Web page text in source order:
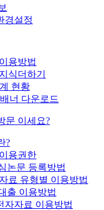
경설정
용방법
식더하기
현황
너 다운로드
문 이세요?
?
용권한
논문 등록방법
료 유형별 이용방법
출 이용방법
자자료 이용방법